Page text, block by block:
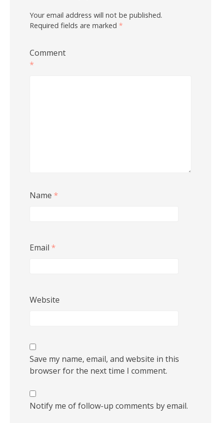
Your email address will not be published.
Required fields are marked *
Comment
*
Name *
Email *
Website
Save my name, email, and website in this
browser for the next time I comment.
Notify me of follow-up comments by email.